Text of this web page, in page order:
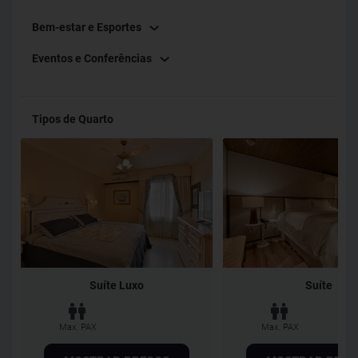
Bem-estar e Esportes
Eventos e Conferências
Tipos de Quarto
Suíte Luxo
Max. PAX
Suíte
Max. PAX